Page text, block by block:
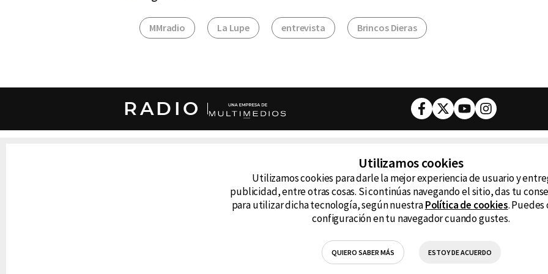
MMradio La Lupe entrevista Brincos Dieras
RADIO Facebook
TwitterYoutubeInstagram
cualquier medio electrónico o magnético.
D99
La Caliente
RG Deportiva
Utilizamos cookies
Utilizamos cookies para darle la mejor experiencia de usuario y
publicidad, entre otras cosas. Si continúas navegando el sitio, das tu
para utilizar dicha tecnología, según nuestraPolítica de cookies. Puedes
configuración en tu navegador cuando gustes.
QUIERO SABER MÁS ESTOY DE ACUERDO